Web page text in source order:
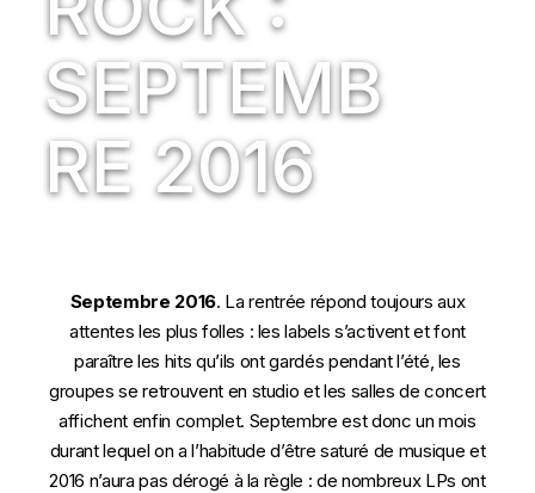
SEPTEMB
RE 2016
Septembre 2016. La rentrée répond toujours aux
attentes les plus folles : les labels s’activent et font
paraître les hits qu’ils ont gardés pendant l’été, les
groupes se retrouvent en studio et les salles de concert
affichent enfin complet. Septembre est donc un mois
durant lequel on a l’habitude d’être saturé de musique et
2016 n’aura pas dérogé à la règle : de nombreux LPs ont